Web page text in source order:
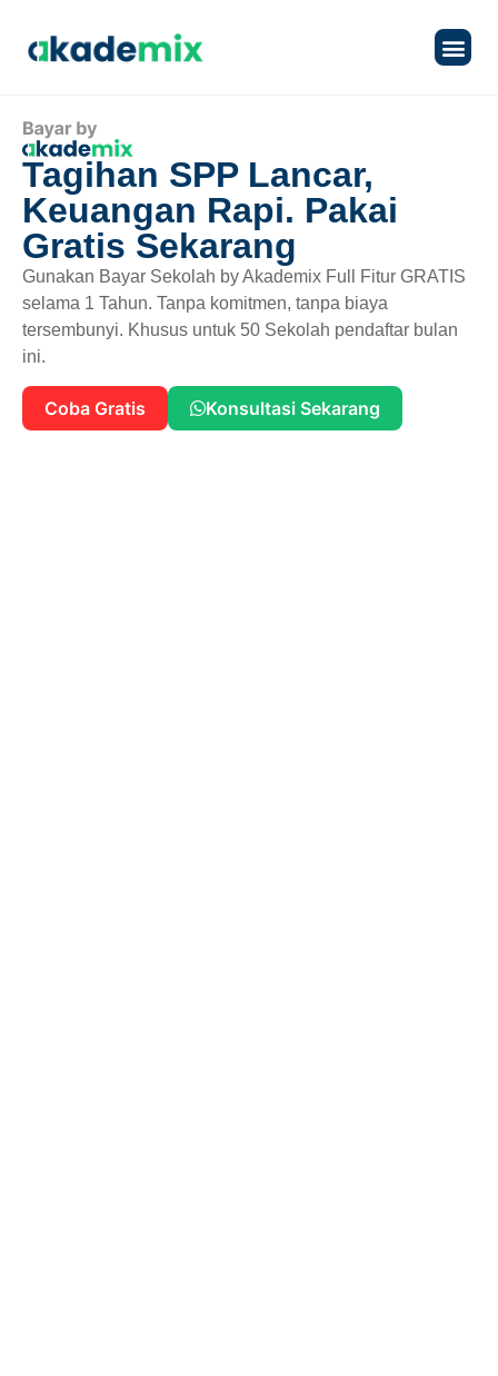
Tagihan SPP Lancar,
Keuangan Rapi. Pakai
Gratis Sekarang
Gunakan Bayar Sekolah by Akademix Full Fitur GRATIS
selama 1 Tahun. Tanpa komitmen, tanpa biaya
tersembunyi. Khusus untuk 50 Sekolah pendaftar bulan
ini.
Coba Gratis Konsultasi Sekarang